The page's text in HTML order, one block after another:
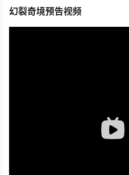
幻裂奇境预告视频